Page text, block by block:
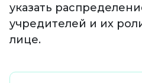
указать
учредителей и их
лице.